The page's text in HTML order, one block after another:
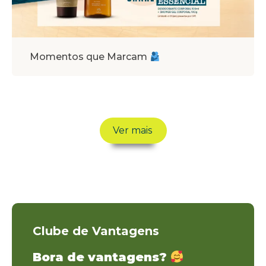
Momentos que Marcam
Ver mais
Clube de Vantagens
Bora de vantagens?